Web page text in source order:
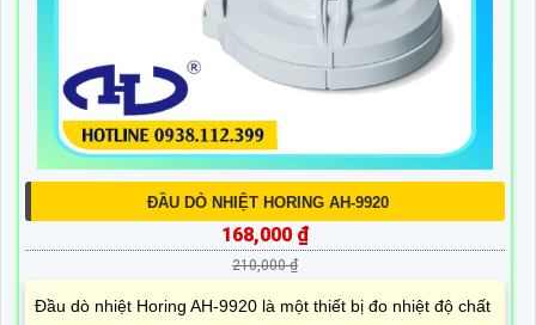
ĐẦU DÒ NHIỆT HORING AH-9920
168,000 ₫
210,000 ₫
Đầu dò nhiệt Horing AH-9920 là một thiết bị đo nhiệt độ chất